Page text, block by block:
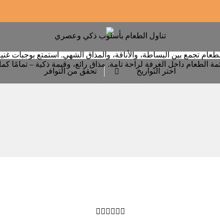
اختر التواريخ  تحقق من التوافر
تناول الطعام بأسلوب ذكي وعصري
تجمع بين البساطة، والأناقة، والمذاق الشهي. استمتع بوجبات
الطعام داخل الغرفة لراحة تامة. مذاق رائع، وقيمة ذكية – تمامًا
     